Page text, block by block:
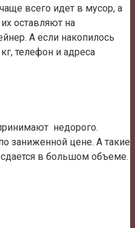
всего идет в мусор, а
оставляют на
А если накопилось
телефон и адреса
недорого.
заниженной цене. А такие
сдается в большом объеме.